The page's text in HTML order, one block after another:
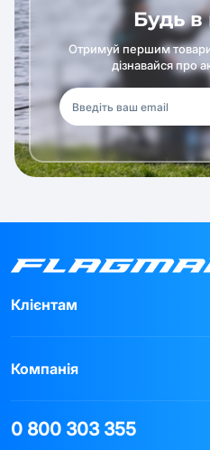
Будь в
Отримуй першим
дізнавайся про
Клієнтам
Компанія
0 800 303 355